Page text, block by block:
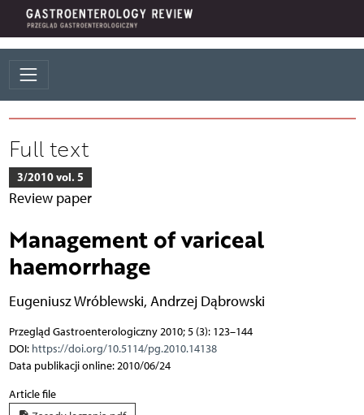
Full text
3/2010 vol. 5
Review paper
Management of variceal
haemorrhage
Eugeniusz Wróblewski, Andrzej Dąbrowski
Przegląd Gastroenterologiczny 2010; 5 (3): 123–144
DOI: https://doi.org/10.5114/pg.2010.14138
Data publikacji online: 2010/06/24
Article file